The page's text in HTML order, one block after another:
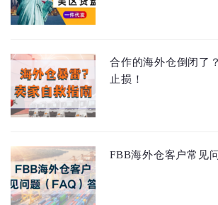
合作的海外仓倒闭了
止损！
FBB海外仓客户常见